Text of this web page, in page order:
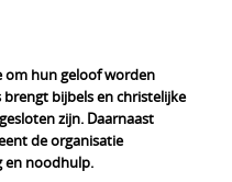
om hun geloof worden
bijbels en christelijke
zijn. Daarnaast
de organisatie
en noodhulp.